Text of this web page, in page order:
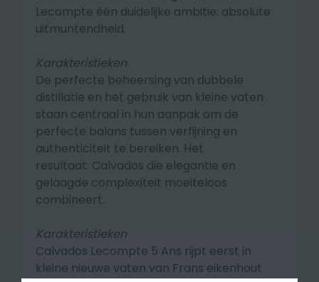
Lecompte één duidelijke ambitie: absolute
uitmuntendheid.
Karakteristieken
De perfecte beheersing van dubbele
distillatie en het gebruik van kleine vaten
staan centraal in hun aanpak om de
perfecte balans tussen verfijning en
authenticiteit te bereiken. Het
resultaat: Calvados die elegantie en
gelaagde complexiteit moeiteloos
combineert.
Karakteristieken
Calvados Lecompte 5 Ans rijpt eerst in
kleine nieuwe vaten van Frans eikenhout